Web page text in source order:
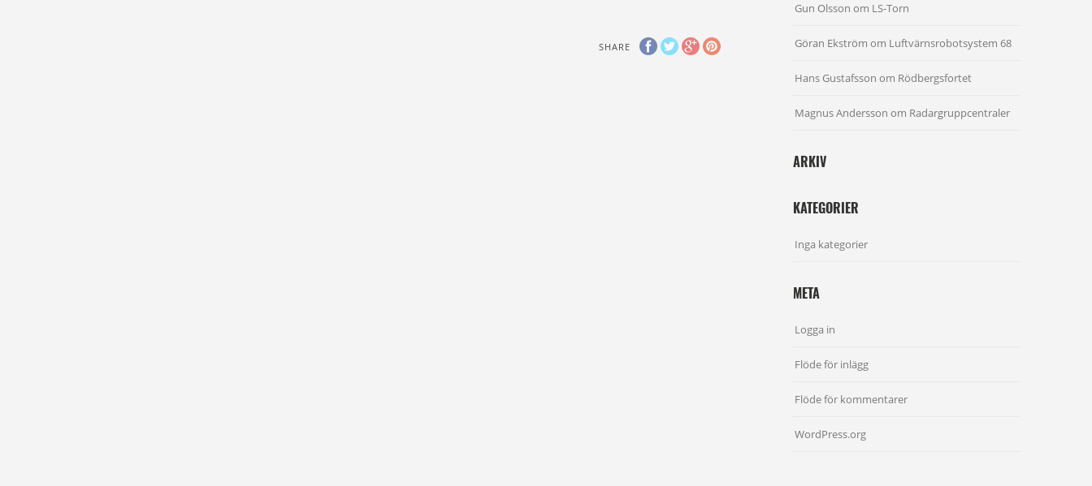
SHARE
Gun Olsson om LS-Torn
Göran Ekström om Luftvärnsrobotsystem 68
Hans Gustafsson om Rödbergsfortet
Magnus Andersson om Radargruppcentraler
ARKIV
KATEGORIER
Inga kategorier
META
Logga in
Flöde för inlägg
Flöde för kommentarer
WordPress.org